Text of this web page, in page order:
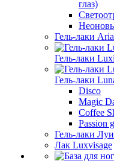
глаз)
Гель-лаки
Гель-лаки
Гель-лаки
Disco
Magic
Coffee
Passion
Гель-лаки
Лак Luxvisage